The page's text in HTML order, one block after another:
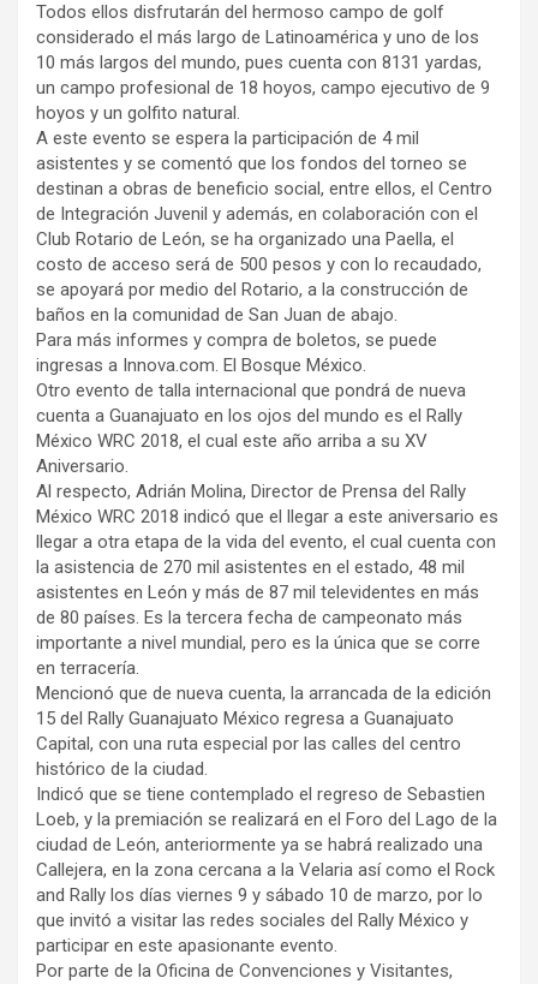
Todos ellos disfrutarán del hermoso campo de golf
considerado el más largo de Latinoamérica y uno de los
10 más largos del mundo, pues cuenta con 8131 yardas,
un campo profesional de 18 hoyos, campo ejecutivo de 9
hoyos y un golfito natural.
A este evento se espera la participación de 4 mil
asistentes y se comentó que los fondos del torneo se
destinan a obras de beneficio social, entre ellos, el Centro
de Integración Juvenil y además, en colaboración con el
Club Rotario de León, se ha organizado una Paella, el
costo de acceso será de 500 pesos y con lo recaudado,
se apoyará por medio del Rotario, a la construcción de
baños en la comunidad de San Juan de abajo.
Para más informes y compra de boletos, se puede
ingresas a Innova.com. El Bosque México.
Otro evento de talla internacional que pondrá de nueva
cuenta a Guanajuato en los ojos del mundo es el Rally
México WRC 2018, el cual este año arriba a su XV
Aniversario.
Al respecto, Adrián Molina, Director de Prensa del Rally
México WRC 2018 indicó que el llegar a este aniversario es
llegar a otra etapa de la vida del evento, el cual cuenta con
la asistencia de 270 mil asistentes en el estado, 48 mil
asistentes en León y más de 87 mil televidentes en más
de 80 países. Es la tercera fecha de campeonato más
importante a nivel mundial, pero es la única que se corre
en terracería.
Mencionó que de nueva cuenta, la arrancada de la edición
15 del Rally Guanajuato México regresa a Guanajuato
Capital, con una ruta especial por las calles del centro
histórico de la ciudad.
Indicó que se tiene contemplado el regreso de Sebastien
Loeb, y la premiación se realizará en el Foro del Lago de la
ciudad de León, anteriormente ya se habrá realizado una
Callejera, en la zona cercana a la Velaria así como el Rock
and Rally los días viernes 9 y sábado 10 de marzo, por lo
que invitó a visitar las redes sociales del Rally México y
participar en este apasionante evento.
Por parte de la Oficina de Convenciones y Visitantes,